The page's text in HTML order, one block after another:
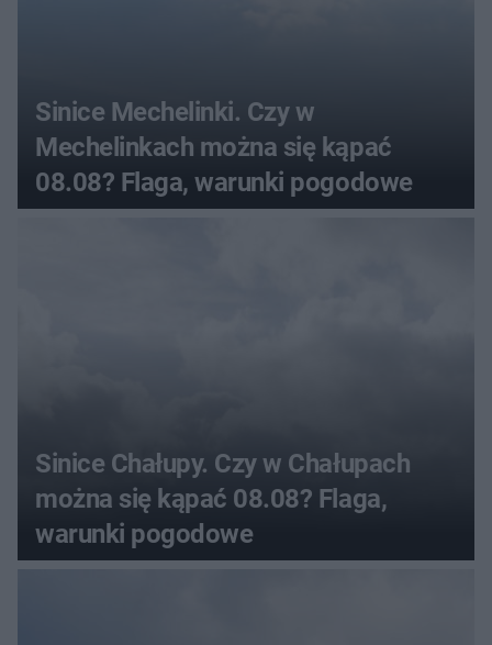
Sinice Mechelinki. Czy w
Mechelinkach można się kąpać
08.08? Flaga, warunki pogodowe
Sinice Chałupy. Czy w Chałupach
można się kąpać 08.08? Flaga,
warunki pogodowe